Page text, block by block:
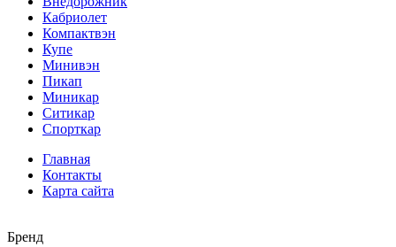
Кабриолет
Компактвэн
Купе
Минивэн
Пикап
Миникар
Ситикар
Спорткар
Главная
Контакты
Карта сайта
Бренд